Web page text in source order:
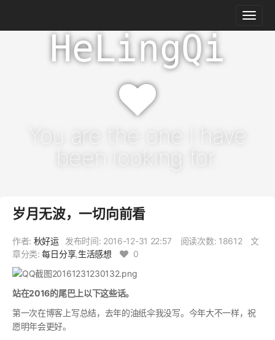
HeLingQi
You are the one I have
been looking for.
岁月无波，一切向前看
作者: 秋好运 发布时间: 2016-12-31 22:57 阅读次数: 18612
文
章分类:每日分享,生活感想 0
站在2016的尾巴上以下这些话。
第一次在博客上写总结，去年的油纸伞我没写。今年大不一样，祝
愿明年会更好。